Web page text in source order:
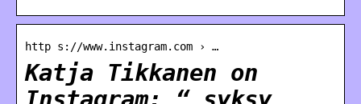
http s://www.instagram.com › …
Katja Tikkanen on